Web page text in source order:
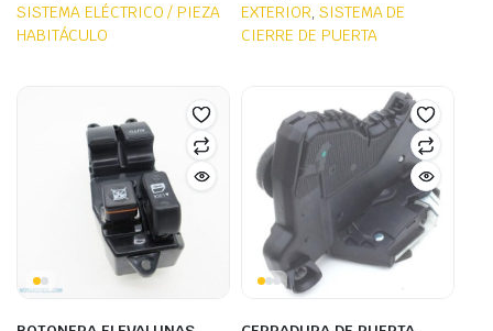
SISTEMA ELÉCTRICO / PIEZA
HABITÁCULO
EXTERIOR, SISTEMA DE
CIERRE DE PUERTA